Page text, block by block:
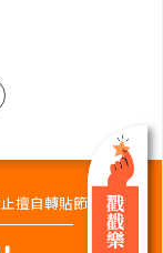
擅自轉貼節錄